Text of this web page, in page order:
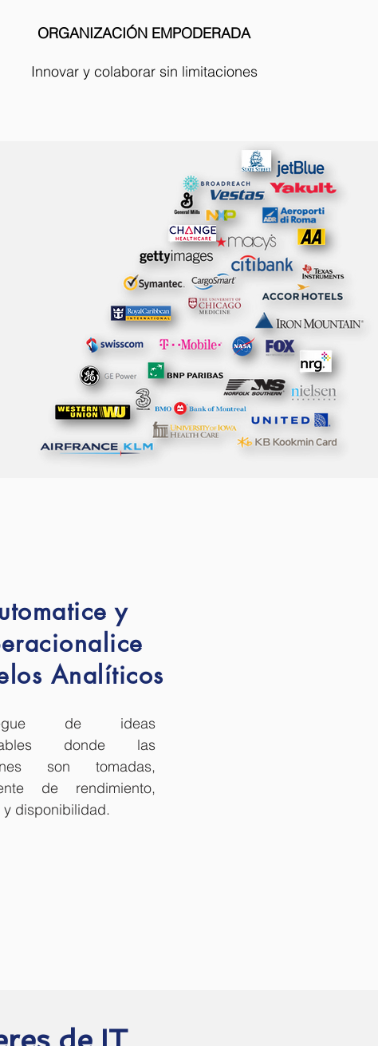
ORGANIZACIÓN EMPODERADA
Innovar y colaborar sin limitaciones
y
Analíticos
de ideas
donde las
son tomadas,
de rendimiento,
disponibilidad.